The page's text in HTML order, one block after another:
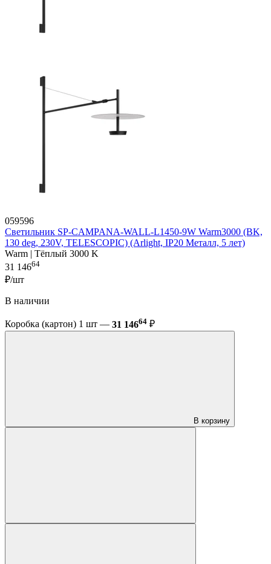
059596
Светильник SP-CAMPANA-WALL-L1450-9W Warm3000 (BK,
130 deg, 230V, TELESCOPIC) (Arlight, IP20 Металл, 5 лет)
Warm | Тёплый 3000 K
31 14664
₽/шт
В наличии
Коробка (картон) 1 шт — 31 14664 ₽
В корзину